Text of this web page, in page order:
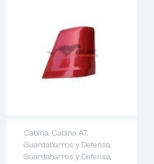
Cabina, Cabina A7,
Guardabarros y Defensa,
Guardabarros y Defensa,